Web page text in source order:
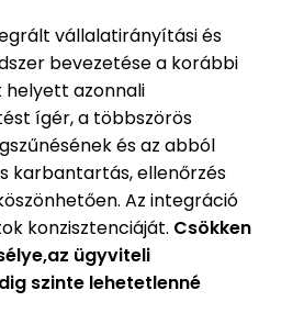
vállalatirányítási és
bevezetése a korábbi
helyett azonnali
ígér, a többszörös
és az abból
karbantartás, ellenőrzés
Az integráció
konzisztenciáját. Csökken
ügyviteli
szinte lehetetlenné